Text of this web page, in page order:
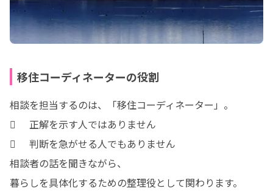
移住コーディネーターの役割
相談を担当するのは、「移住コーディネーター」。
	正解を示す人ではありません
	判断を急がせる人でもありません
相談者の話を聞きながら、
暮らしを具体化するための整理役として関わります。